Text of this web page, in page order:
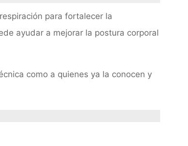
para fortalecer la
ayudar a mejorar la postura corporal
como a quienes ya la conocen y